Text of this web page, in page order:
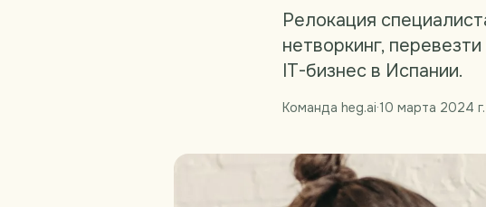
Релокация
нетворкинг,
IT-бизнес в Испании.
Команда heg.ai·10 марта 2024 г.